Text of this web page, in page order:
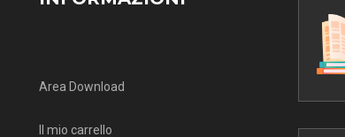
Area Download
Il mio carrello